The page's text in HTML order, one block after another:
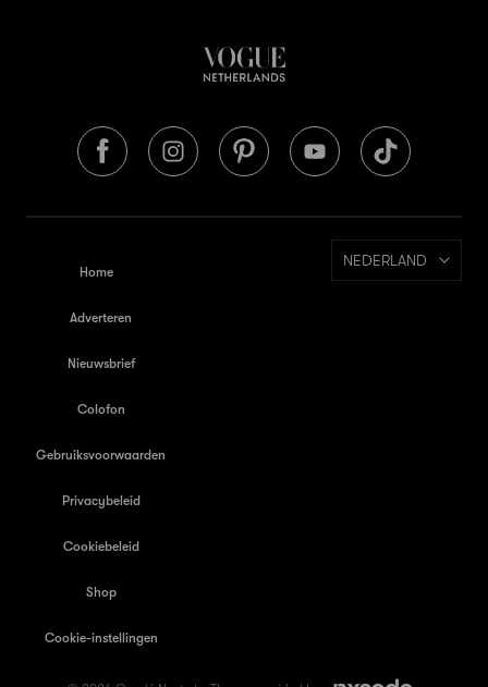
Home
Adverteren
Nieuwsbrief
Colofon
Gebruiksvoorwaarden
Privacybeleid
Cookiebeleid
Shop
Cookie-instellingen
NEDERLAND